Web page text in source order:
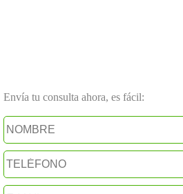
Envía tu consulta ahora, es fácil: